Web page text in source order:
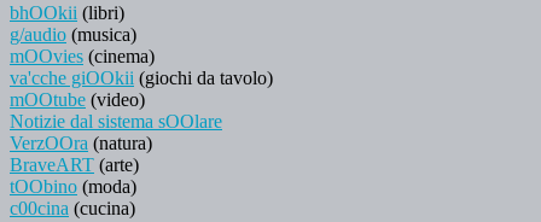
bhOOkii (libri)
g/audio (musica)
mOOvies (cinema)
va'cche giOOkii (giochi da tavolo)
mOOtube (video)
Notizie dal sistema sOOlare
VerzOOra (natura)
BraveART (arte)
tOObino (moda)
c00cina (cucina)